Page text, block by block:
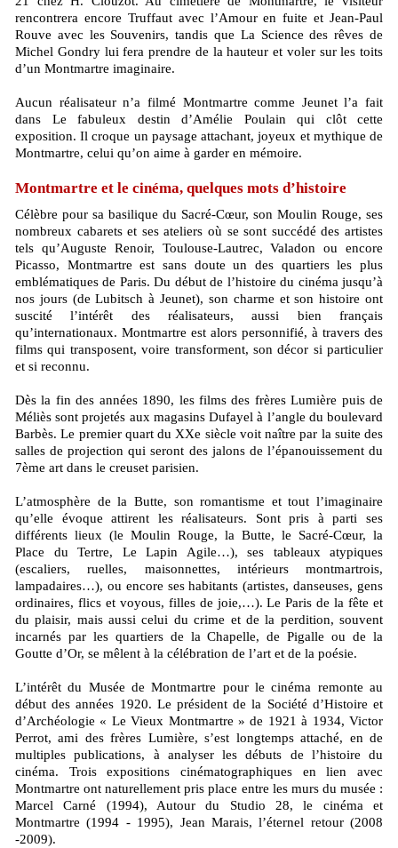
rencontrera encore Truffaut avec l’Amour en fuite et Jean-Paul
Rouve avec les Souvenirs, tandis que La Science des rêves de
Michel Gondry lui fera prendre de la hauteur et voler sur les toits
d’un Montmartre imaginaire.
Aucun réalisateur n’a filmé Montmartre comme Jeunet l’a fait
dans Le fabuleux destin d’Amélie Poulain qui clôt cette
exposition. Il croque un paysage attachant, joyeux et mythique de
Montmartre, celui qu’on aime à garder en mémoire.
Montmartre et le cinéma, quelques mots d’histoire
Célèbre pour sa basilique du Sacré-Cœur, son Moulin Rouge, ses
nombreux cabarets et ses ateliers où se sont succédé des artistes
tels qu’Auguste Renoir, Toulouse-Lautrec, Valadon ou encore
Picasso, Montmartre est sans doute un des quartiers les plus
emblématiques de Paris. Du début de l’histoire du cinéma jusqu’à
nos jours (de Lubitsch à Jeunet), son charme et son histoire ont
suscité l’intérêt des réalisateurs, aussi bien français
qu’internationaux. Montmartre est alors personnifié, à travers des
films qui transposent, voire transforment, son décor si particulier
et si reconnu.
Dès la fin des années 1890, les films des frères Lumière puis de
Méliès sont projetés aux magasins Dufayel à l’angle du boulevard
Barbès. Le premier quart du XXe siècle voit naître par la suite des
salles de projection qui seront des jalons de l’épanouissement du
7ème art dans le creuset parisien.
L’atmosphère de la Butte, son romantisme et tout l’imaginaire
qu’elle évoque attirent les réalisateurs. Sont pris à parti ses
différents lieux (le Moulin Rouge, la Butte, le Sacré-Cœur, la
Place du Tertre, Le Lapin Agile…), ses tableaux atypiques
(escaliers, ruelles, maisonnettes, intérieurs montmartrois,
lampadaires…), ou encore ses habitants (artistes, danseuses, gens
ordinaires, flics et voyous, filles de joie,…). Le Paris de la fête et
du plaisir, mais aussi celui du crime et de la perdition, souvent
incarnés par les quartiers de la Chapelle, de Pigalle ou de la
Goutte d’Or, se mêlent à la célébration de l’art et de la poésie.
L’intérêt du Musée de Montmartre pour le cinéma remonte au
début des années 1920. Le président de la Société d’Histoire et
d’Archéologie « Le Vieux Montmartre » de 1921 à 1934, Victor
Perrot, ami des frères Lumière, s’est longtemps attaché, en de
multiples publications, à analyser les débuts de l’histoire du
cinéma. Trois expositions cinématographiques en lien avec
Montmartre ont naturellement pris place entre les murs du musée :
Marcel Carné (1994), Autour du Studio 28, le cinéma et
Montmartre (1994 - 1995), Jean Marais, l’éternel retour (2008
-2009).